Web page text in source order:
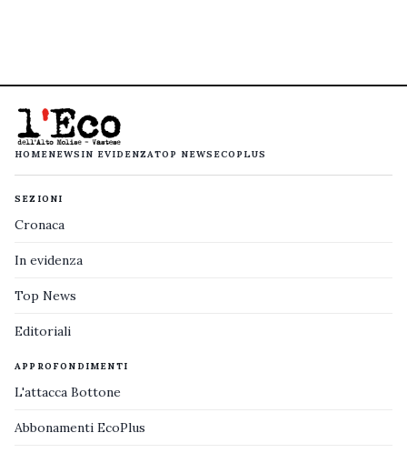
HOMENEWS IN EVIDENZATOP NEWS ECOPLUS
SEZIONI
Cronaca
In evidenza
Top News
Editoriali
APPROFONDIMENTI
L'attacca Bottone
Abbonamenti EcoPlus